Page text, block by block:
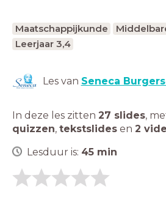
Maatschappijkunde
Leerjaar 3,4
Les van Seneca
In deze les zitten 27 slides,
quizzen, tekstslides en 2
Lesduur is: 45 min